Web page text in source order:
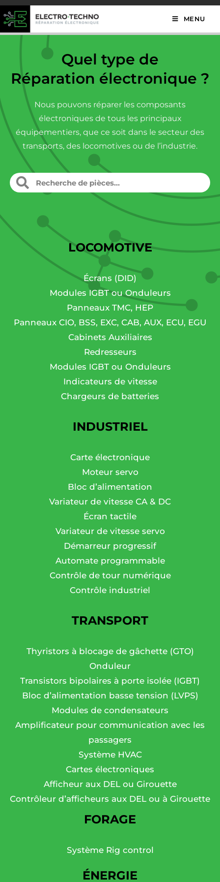
MENU
Quel type de
Réparation électronique ?
Nous pouvons réparer les composants
électroniques de tous les principaux
équipementiers, que ce soit dans le secteur des
transports, des locomotives ou de l’industrie.
LOCOMOTIVE
Écrans (DID)
Modules IGBT ou Onduleurs
Panneaux TMC, HEP
Panneaux CIO, BSS, EXC, CAB, AUX, ECU, EGU
Cabinets Auxiliaires
Redresseurs
Modules IGBT ou Onduleurs
Indicateurs de vitesse
Chargeurs de batteries
INDUSTRIEL
Carte électronique
Moteur servo
Bloc d’alimentation
Variateur de vitesse CA & DC
Écran tactile
Variateur de vitesse servo
Démarreur progressif
Automate programmable
Contrôle de tour numérique
Contrôle industriel
TRANSPORT
Thyristors à blocage de gâchette (GTO)
Onduleur
Transistors bipolaires à porte isolée (IGBT)
Bloc d’alimentation basse tension (LVPS)
Modules de condensateurs
Amplificateur pour communication avec les
passagers
Système HVAC
Cartes électroniques
Afficheur aux DEL ou Girouette
Contrôleur d’afficheurs aux DEL ou à Girouette
FORAGE
Système Rig control
ÉNERGIE